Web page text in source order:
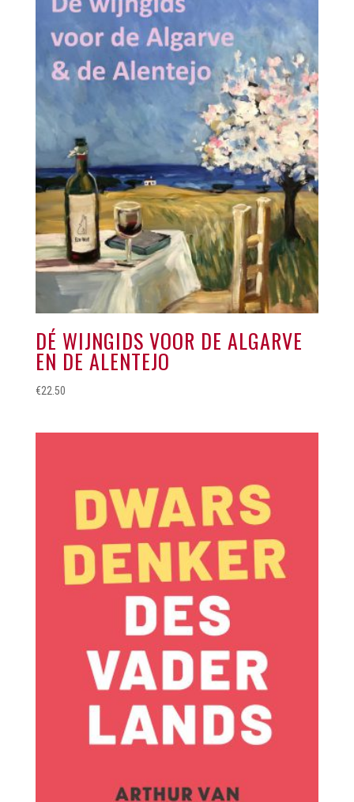
DÉ WIJNGIDS VOOR DE ALGARVE
EN DE ALENTEJO
€22.50